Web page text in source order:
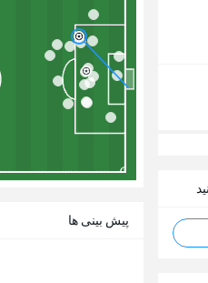
پیش بینی ها